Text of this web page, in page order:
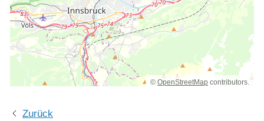
©OpenStreetMap contributors.
Zurück